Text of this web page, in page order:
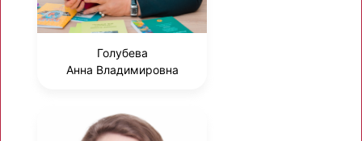
Голубева
Анна Владимировна